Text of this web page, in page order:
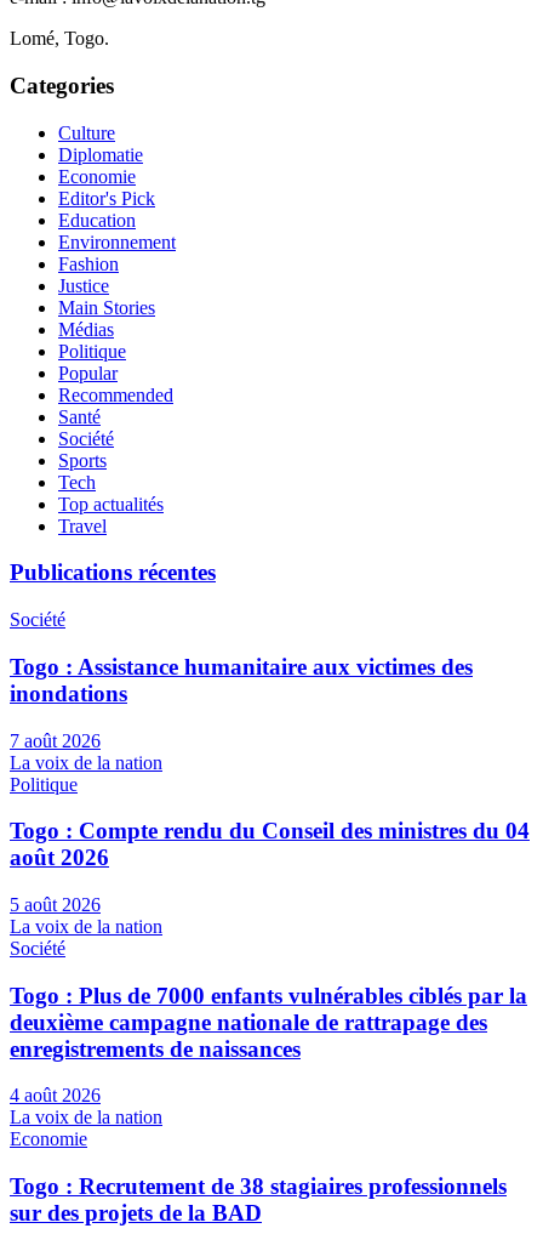
Lomé, Togo.
Categories
Culture
Diplomatie
Economie
Editor's Pick
Education
Environnement
Fashion
Justice
Main Stories
Médias
Politique
Popular
Recommended
Santé
Société
Sports
Tech
Top actualités
Travel
Publications récentes
Société
Togo : Assistance humanitaire aux victimes des
inondations
7 août 2026
La voix de la nation
Politique
Togo : Compte rendu du Conseil des ministres du 04
août 2026
5 août 2026
La voix de la nation
Société
Togo : Plus de 7000 enfants vulnérables ciblés par la
deuxième campagne nationale de rattrapage des
enregistrements de naissances
4 août 2026
La voix de la nation
Economie
Togo : Recrutement de 38 stagiaires professionnels
sur des projets de la BAD